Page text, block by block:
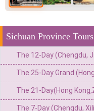
Sichuan Province Tours